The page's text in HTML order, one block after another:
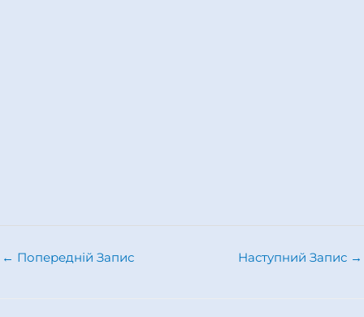
← Попередній Запис Наступний Запис →